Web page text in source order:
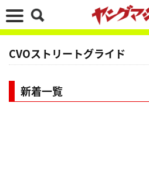
CVOストリートグライド
新着一覧